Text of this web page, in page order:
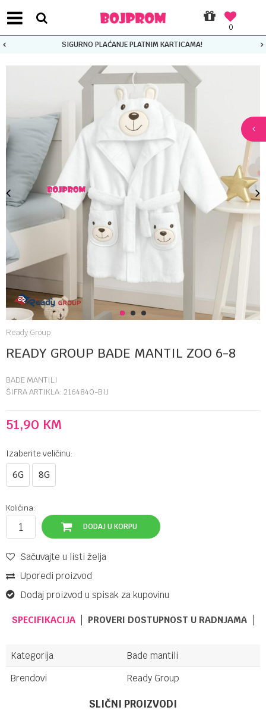
0
SIGURNO PLAĆANJE PLATNIM KARTICAMA!
1 2 3
Ready Group
READY GROUP BADE MANTIL ZOO 6-8
BADE MANTILI
ŠIFRA ARTIKLA: 2164840-BIJ
51,90 KM
Izaberite veličinu:
6G 8G
Količina:
DODAJ U KORPU
Sačuvajte u listi želja
Uporedi proizvod
Dodaj proizvod u spisak za kupovinu
SPECIFIKACIJA PROVERI DOSTUPNOST U RADNJAMA
Kategorija
Bade mantili
Brendovi
Ready Group
SLIČNI PROIZVODI